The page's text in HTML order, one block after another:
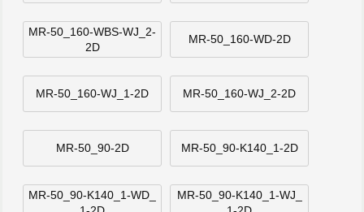
MR-50_160-WBS-WJ_2-
2D
MR-50_160-WD-2D
MR-50_160-WJ_1-2D MR-50_160-WJ_2-2D
MR-50_90-2D MR-50_90-K140_1-2D
MR-50_90-K140_1-WD_
MR-50_90-K140_1-WJ_